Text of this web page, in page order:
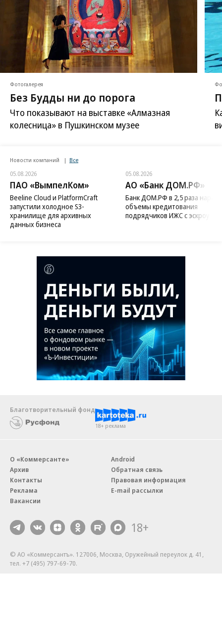
Фотогалерея
Без Будды ни до порога
Что показывают на выставке «Алмазная
колесница» в Пушкинском музее
Новости компаний Все
05.08.2026
ПАО «ВымпелКом»
Beeline Cloud и PlatformCraft
запустили холодное S3-
хранилище для архивных
данных бизнеса
05.08.2026
АО «Банк ДОМ.РФ»
Банк ДОМ.РФ в 2,5 раза
объемы кредитования
подрядчиков ИЖС с эскроу
Благотворительный фонд
18+ реклама
О «Коммерсанте»
Архив
Контакты
Реклама
Вакансии
Android
Обратная связь
Правовая информация
E-mail рассылки
18+
© АО «Коммерсантъ». 127006, Москва, Оружейный переулок д. 41,
тел. +7 (495) 797-69-70.